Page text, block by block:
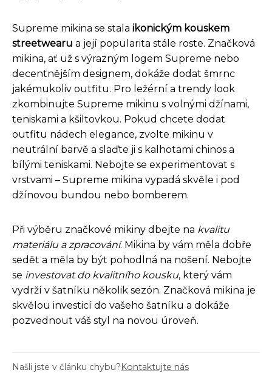
Supreme mikina se stala ikonickým kouskem
streetwearu a její popularita stále roste. Značková
mikina, ať už s výrazným logem Supreme nebo
decentnějším designem, dokáže dodat šmrnc
jakémukoliv outfitu. Pro ležérní a trendy look
zkombinujte Supreme mikinu s volnými džínami,
teniskami a kšiltovkou. Pokud chcete dodat
outfitu nádech elegance, zvolte mikinu v
neutrální barvě a slaďte ji s kalhotami chinos a
bílými teniskami. Nebojte se experimentovat s
vrstvami – Supreme mikina vypadá skvěle i pod
džínovou bundou nebo bomberem.
Při výběru značkové mikiny dbejte na kvalitu
materiálu a zpracování. Mikina by vám měla dobře
sedět a měla by být pohodlná na nošení. Nebojte
se investovat do kvalitního kousku, který vám
vydrží v šatníku několik sezón. Značková mikina je
skvělou investicí do vašeho šatníku a dokáže
pozvednout váš styl na novou úroveň.
Našli jste v článku chybu?Kontaktujte nás